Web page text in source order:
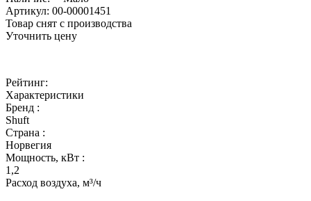
Артикул: 00-00001451
Товар снят с производства
Уточнить цену
Рейтинг:
Характеристики
Бренд :
Shuft
Страна :
Норвегия
Мощность, кВт :
1,2
Расход воздуха, м³/ч